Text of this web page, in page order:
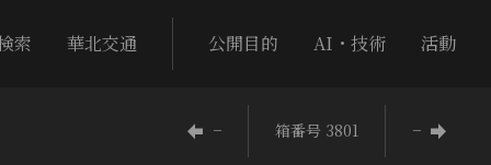
索 華北交通 公開目的 AI・技術 活動
− 箱番号 3801 −